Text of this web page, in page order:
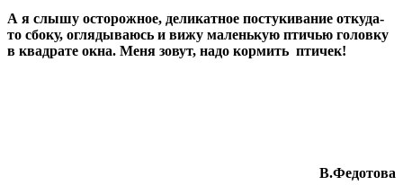
А я слышу осторожное, деликатное постукивание откуда-
то сбоку, оглядываюсь и вижу маленькую птичью головку
в квадрате окна. Меня зовут, надо кормить птичек!
В.Федотова